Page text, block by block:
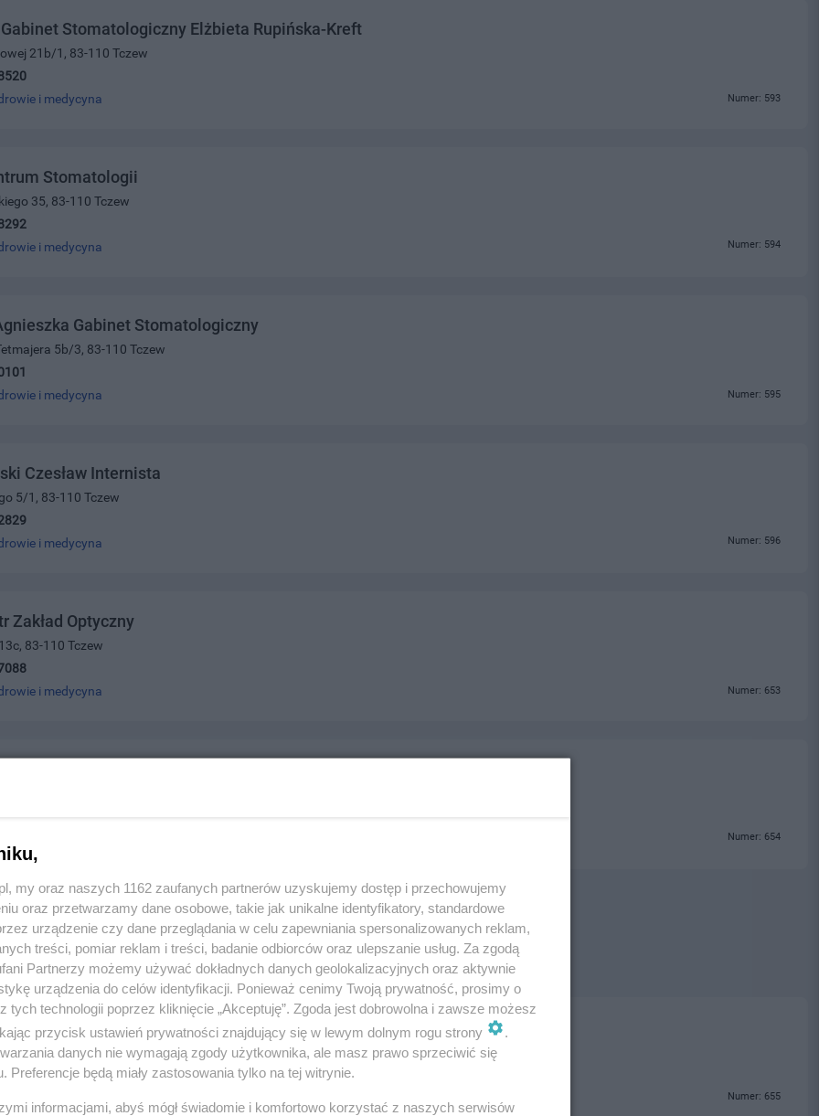
Stomatologiczny Elżbieta Rupińska-Kreft
21b/1, 83-110 Tczew
i medycyna Numer: 593
Stomatologii
35, 83-110 Tczew
i medycyna Numer: 594
Gabinet Stomatologiczny
5b/3, 83-110 Tczew
i medycyna Numer: 595
Czesław Internista
5/1, 83-110 Tczew
i medycyna Numer: 596
Zakład Optyczny
83-110 Tczew
i medycyna Numer: 653
83-110 Tczew
Numer: 654
i Teresa S.C. Zakład Optyczny
83-110 Tczew
Numer: 655
my oraz naszych 1162 zaufanych partnerów uzyskujemy dostęp i przechowujemy
oraz przetwarzamy dane osobowe, takie jak unikalne identyfikatory, standardowe
urządzenie czy dane przeglądania w celu zapewniania spersonalizowanych reklam,
treści, pomiar reklam i treści, badanie odbiorców oraz ulepszanie usług. Za zgodą
Partnerzy możemy używać dokładnych danych geolokalizacyjnych oraz aktywnie
urządzenia do celów identyfikacji. Ponieważ cenimy Twoją prywatność, prosimy o
tych technologii poprzez kliknięcie „Akceptuję”. Zgoda jest dobrowolna i zawsze możesz
przycisk ustawień prywatności znajdujący się w lewym dolnym rogu strony
.
danych nie wymagają zgody użytkownika, ale masz prawo sprzeciwić się
Preferencje będą miały zastosowania tylko na tej witrynie.
informacjami, abyś mógł świadomie i komfortowo korzystać z naszych serwisów